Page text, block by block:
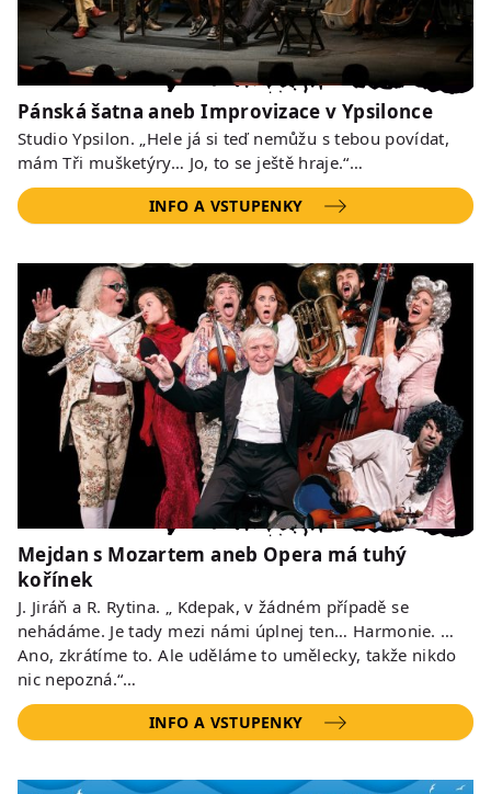
Pánská šatna aneb Improvizace v Ypsilonce
Studio Ypsilon. „Hele já si teď nemůžu s tebou povídat,
mám Tři mušketýry… Jo, to se ještě hraje.“…
INFO A VSTUPENKY
Mejdan s Mozartem aneb Opera má tuhý
kořínek
J. Jiráň a R. Rytina. „ Kdepak, v žádném případě se
nehádáme. Je tady mezi námi úplnej ten… Harmonie. …
Ano, zkrátíme to. Ale uděláme to umělecky, takže nikdo
nic nepozná.“…
INFO A VSTUPENKY